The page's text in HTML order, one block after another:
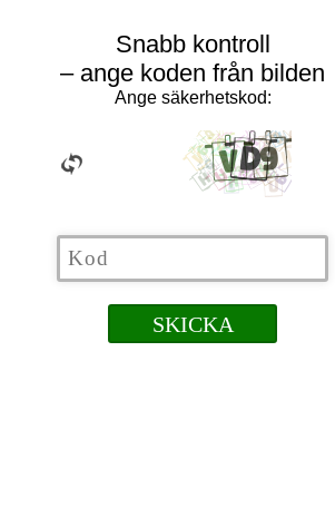
Snabb kontroll
– ange koden från bilden
Ange säkerhetskod: